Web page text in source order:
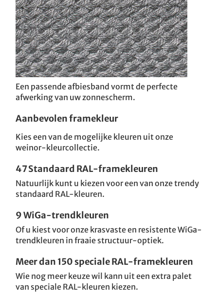
Een passende afbiesband vormt de perfecte
afwerking van uw zonnescherm.
Aanbevolen framekleur
Kies een van de mogelijke kleuren uit onze
weinor-kleurcollectie.
47 Standaard RAL-framekleuren
Natuurlijk kunt u kiezen voor een van onze trendy
standaard RAL-kleuren.
9 WiGa-trendkleuren
Of u kiest voor onze krasvaste en resistente WiGa-
trendkleuren in fraaie structuur-optiek.
Meer dan 150 speciale RAL-framekleuren
Wie nog meer keuze wil kann uit een extra palet
van speciale RAL-kleuren kiezen.